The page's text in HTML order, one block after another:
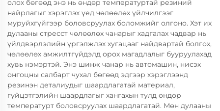
олох бөгөөд энэ нь өндөр температуртай резиний
найрлагыг хэрэглэх үед чөлөөлөх үйлчилгээг
муруйхгүйгээр боловсруулах боломжийг олгоно. Хэт их
дулааны стресст чөлөөлөх чанарыг хадгалах чадвар нь
үйлдвэрлэлийн үргэлжлэх хугацааг найдвартай болгох,
чөлөөлөх амжилтгүйдэлд орох магадлалыг бууруулахад
хувь нэмэртэй. Энэ шинж чанар нь автомашин, нисэх
онгоцны салбарт чухал бөгөөд эдгээр хэрэглээнд
резинэн деталиудыг шаардлагатай материал,
гүйцэтгэлийн шаардлагыг хангахын тулд өндөр
температурт боловсруулах шаардлагатай. Мөн дулааны